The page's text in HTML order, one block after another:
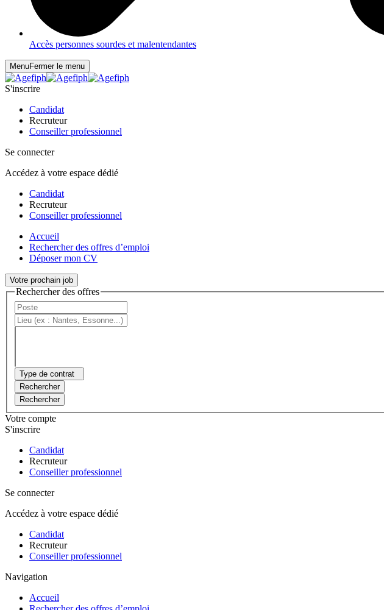
Accès personnes sourdes et malentendantes
MenuFermer le menu
S'inscrire
Candidat
Recruteur
Conseiller professionnel
Se connecter
Accédez à votre espace dédié
Candidat
Recruteur
Conseiller professionnel
Accueil
Rechercher des offres d’emploi
Déposer mon CV
Votre prochain job
Rechercher des offres
Type de contrat
Rechercher
Rechercher
Votre compte
S'inscrire
Candidat
Recruteur
Conseiller professionnel
Se connecter
Accédez à votre espace dédié
Candidat
Recruteur
Conseiller professionnel
Navigation
Accueil